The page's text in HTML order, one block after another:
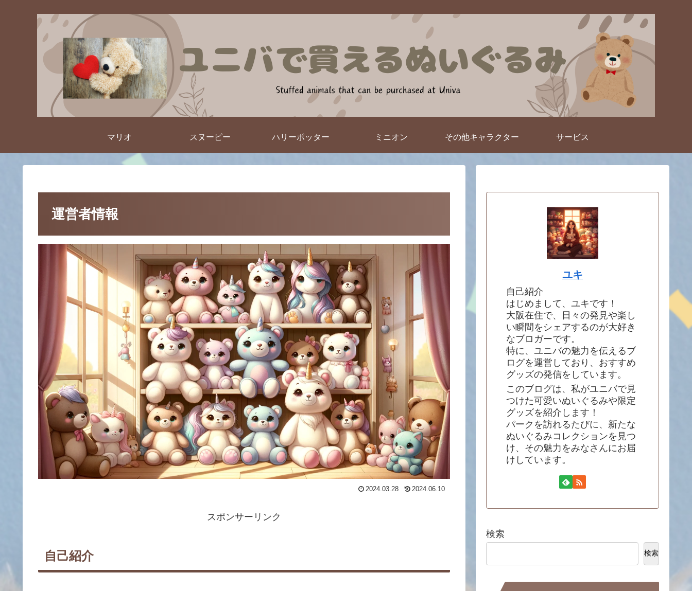
マリオ スヌーピー ハリーポッター ミニオン その他キャラクター サービス
運営者情報
2024.03.28 2024.06.10
スポンサーリンク
自己紹介
ユキ
自己紹介
はじめまして、ユキです！
大阪在住で、日々の発見や楽し
い瞬間をシェアするのが大好き
なブロガーです。
特に、ユニバの魅力を伝えるブ
ログを運営しており、おすすめ
グッズの発信をしています。
このブログは、私がユニバで見
つけた可愛いぬいぐるみや限定
グッズを紹介します！
パークを訪れるたびに、新たな
ぬいぐるみコレクションを見つ
け、その魅力をみなさんにお届
けしています。
検索
検索